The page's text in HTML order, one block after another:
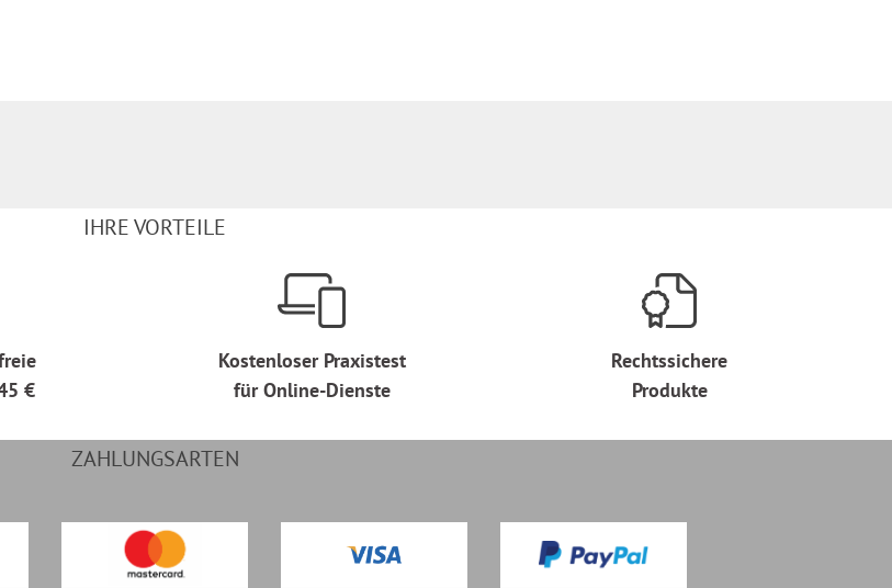
IHRE VORTEILE
€
Kostenloser Praxistest
für Online-Dienste
Rechtssichere
Produkte
ZAHLUNGSARTEN